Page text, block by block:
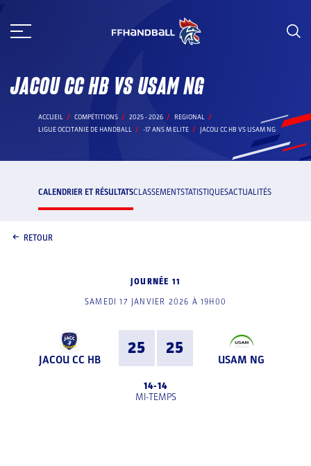
au
JACOU CC HB VS USAM NG
ACCUEIL COMPÉTITIONS 2025 - 2026
REGIONAL
LIGUE OCCITANIE DE HANDBALL
-17 ANS M ELITE JACOU CC HB VS USAM NG
CALENDRIER ET RÉSULTATSCLASSEMENTSTATISTIQUESACTUALITÉS
RETOUR
JOURNÉE 11
SAMEDI 17 JANVIER 2026 À 19H00
JACOU CC HB
25 25
USAM NG
14-14
MI-TEMPS